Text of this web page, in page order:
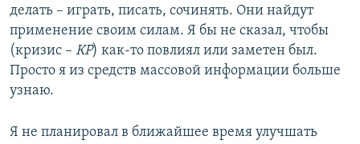
делать – играть, писать, сочинять. Они найдут
применение своим силам. Я бы не сказал, чтобы
(кризис – КР) как-то повлиял или заметен был.
Просто я из средств массовой информации больше
узнаю.
Я не планировал в ближайшее время улучшать